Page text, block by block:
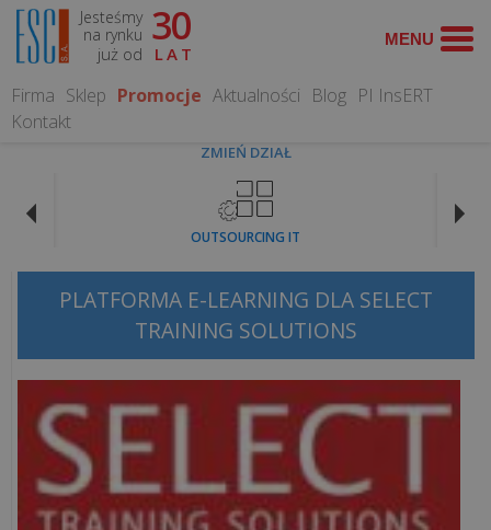
Jesteśmy
na rynku
już od
30
LAT
Firma Sklep Promocje Aktualności Blog PI InsERT
Kontakt
ZMIEŃ DZIAŁ
OUTSOURCING IT
WYSZUKAJ
MOŻEMY
CIEBIE
ZROBIĆ?
informatyczna
Serwis
Komputerowy
PLATFORMA E-LEARNING DLA SELECT
TRAINING SOLUTIONS